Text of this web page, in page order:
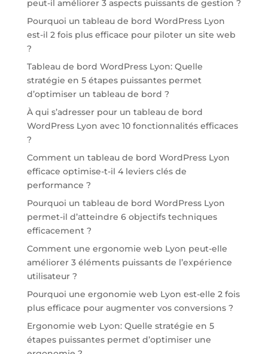
peut-il améliorer 3 aspects puissants de gestion ?
Pourquoi un tableau de bord WordPress Lyon
est-il 2 fois plus efficace pour piloter un site web
?
Tableau de bord WordPress Lyon: Quelle
stratégie en 5 étapes puissantes permet
d’optimiser un tableau de bord ?
À qui s’adresser pour un tableau de bord
WordPress Lyon avec 10 fonctionnalités efficaces
?
Comment un tableau de bord WordPress Lyon
efficace optimise-t-il 4 leviers clés de
performance ?
Pourquoi un tableau de bord WordPress Lyon
permet-il d’atteindre 6 objectifs techniques
efficacement ?
Comment une ergonomie web Lyon peut-elle
améliorer 3 éléments puissants de l’expérience
utilisateur ?
Pourquoi une ergonomie web Lyon est-elle 2 fois
plus efficace pour augmenter vos conversions ?
Ergonomie web Lyon: Quelle stratégie en 5
étapes puissantes permet d’optimiser une